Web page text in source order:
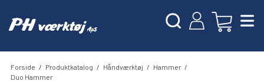
Forside / Produktkatalog / Håndværktøj / Hammer /
Duo Hammer